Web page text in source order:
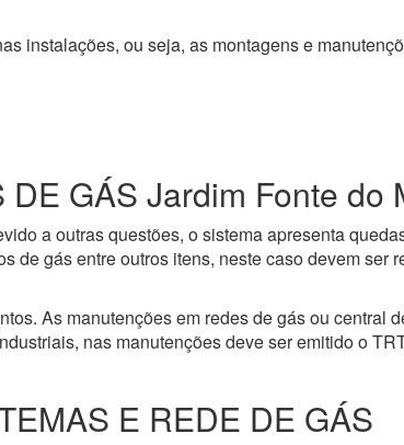
instalações, ou seja, as montagens e
GÁS Jardim Fonte do
a outras questões, o sistema apresenta
de gás entre outros itens, neste caso devem ser
As manutenções em redes de gás ou central
nas manutenções deve ser emitido o
E REDE DE GÁS